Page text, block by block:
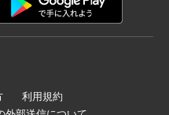
利用規約